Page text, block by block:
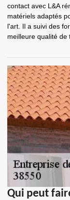
contact avec L&A
matériels adaptés
l'art. Il a suivi des
meilleure qualité de
Qui peut